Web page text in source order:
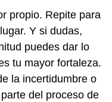
propio. Repite para
Y si dudas,
puedes dar lo
tu mayor fortaleza.
la incertidumbre o
del proceso de